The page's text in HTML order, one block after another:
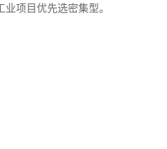
项目优先选密集型。